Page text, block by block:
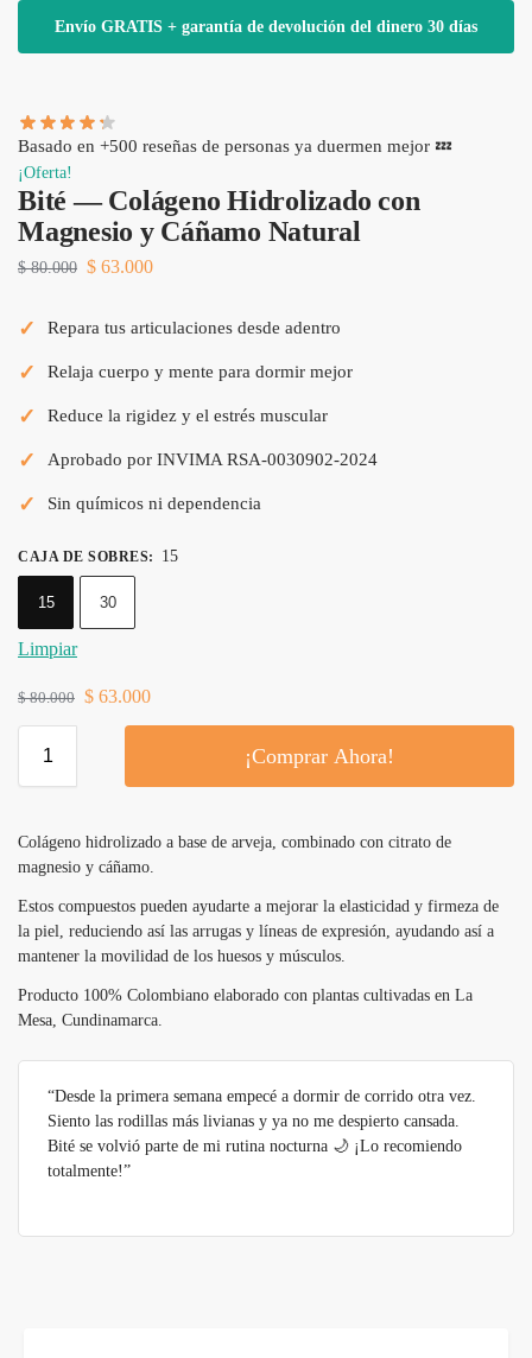
Envío GRATIS + garantía de devolución del dinero 30 días
Basado en +500 reseñas de personas ya duermen mejor 💤
¡Oferta!
Bité — Colágeno Hidrolizado con
Magnesio y Cáñamo Natural
$80.000 $ 63.000
✓ Repara tus articulaciones desde adentro
✓ Relaja cuerpo y mente para dormir mejor
✓ Reduce la rigidez y el estrés muscular
✓ Aprobado por INVIMA RSA-0030902-2024
✓ Sin químicos ni dependencia
CAJA DE SOBRES: 15
15 30
Limpiar
$80.000 $ 63.000
¡Comprar Ahora!
Colágeno hidrolizado a base de arveja, combinado con citrato de
magnesio y cáñamo.
Estos compuestos pueden ayudarte a mejorar la elasticidad y firmeza de
la piel, reduciendo así las arrugas y líneas de expresión, ayudando así a
mantener la movilidad de los huesos y músculos.
Producto 100% Colombiano elaborado con plantas cultivadas en La
Mesa, Cundinamarca.
“Desde la primera semana empecé a dormir de corrido otra vez.
Siento las rodillas más livianas y ya no me despierto cansada.
Bité se volvió parte de mi rutina nocturna 🌙 ¡Lo recomiendo
totalmente!”